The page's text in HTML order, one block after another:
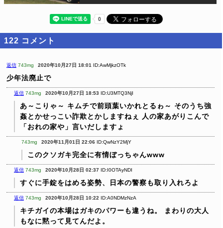
122 コメント
返信 743mg 2020年10月27日 18:01 ID:AwMjkzOTk
少年法廃止で
返信 743mg 2020年10月27日 18:53 ID:U3MTQ3NjI
あ～こりゃ～ キムチで前頭葉いかれとるゎ～ そのうち強
姦とかせっこい詐欺とかしますねぇ
人の家あがりこんで
「おれの家や」言いだしますょ
743mg 2020年11月01日 22:06 ID:QwNzY2MjY
このクソガキ完全に有情ぼっちゃんwww
返信 743mg 2020年10月28日 02:37 ID:I0OTAyNDI
すぐに手錠をはめる姿勢、日本の警察も取り入れろよ
返信 743mg 2020年10月28日 10:22 ID:A0NDMzNzA
キチガイの本場はガキのパワーも違うね。
まわりの大人
もなに黙って見てんだよ。